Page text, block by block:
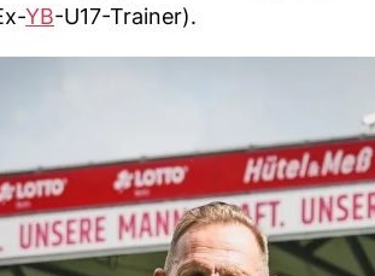
YB-U17-Trainer).